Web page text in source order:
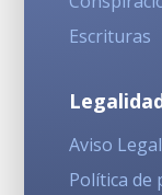
Escrituras
Aviso Legal
Política de